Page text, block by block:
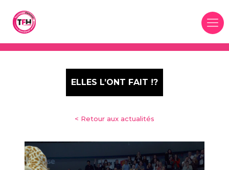
ELLES L’ONT FAIT !?
< Retour aux actualités